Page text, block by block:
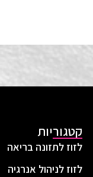
קטגוריות
לזוז לתזונה בריאה
לזוז לניהול אנרגיה